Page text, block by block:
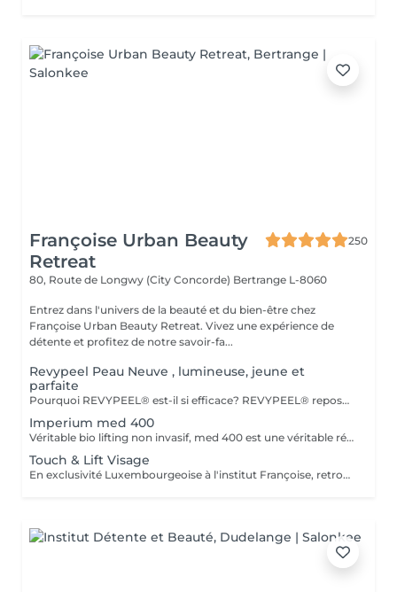
Françoise Urban Beauty
Retreat
250
80, Route de Longwy (City Concorde) Bertrange L-8060
Entrez dans l'univers de la beauté et du bien-être chez
Françoise Urban Beauty Retreat. Vivez une expérience de
détente et profitez de notre savoir-fa...
Revypeel Peau Neuve , lumineuse, jeune et
parfaite
Pourquoi REVYPEEL® est-il si efficace? REVYPEEL® repose sur une combinaison exclusive de trois acides aux actions complémentaires : Des Résultats Visibles et Durables Effet "peau neuve" : Exfoliation contrôlée pour une texture affínée, un teint éclatant et uniformisé. Anti-âge : Stimulation de la production de collagène pour une peau ferme et repulpée. Anti-imperfections : Réduction des rides, cicatrices d'acné et pores dilatés. Éclaircissant : Diminution des taches pigmentaires et prévention des récidives. 3. Adapté à Tous les Types de Peau , REVYPEEL® s'adapte à chaque besoin : Version LOW : Pour une exfoliation douce, idéale pour les peaux sensibles ou en entretien. 4. Sécurité et Confort Contrôle optimal :pas de risques d'irritation ou de rougeurs. Contrairement aux peelings agressifs, REVYPEEL® offre une récupération rapide
Imperium med 400
Véritable bio lifting non invasif, med 400 est une véritable révolution dans le domaine de l'esthétique. Combinant la diathermologie et la diathermo-concentration, cette technique va complètement régénérer la peau, raffermir les muscles faciaux, vascularisé les tissus profonds, ré oxygéner les tissus du visage, traiter le relâchement, les rides faciales et le cou. Le traitement va débarrasser la peau de toutes ses impuretés. Puis,la sonophorèse, innovation agissant comme une mésothérapie sans aiguilles, va permettre la pénétration de tous les actifs. Les résultats sont visibles dès la première séance. Cure de 6 soins - Prix 1100
Touch & Lift Visage
En exclusivité Luxembourgeoise à l'institut Françoise, retrouvez la solution naturelle, non invasive et efficace pour répondre à votre souhait de rajeunissement durable. Le visage, l'ovale et le cou sont redessinés et retrouvent leur tonicité, les rides et plis s'atténuent, le regard retrouve sa luminosité. Les résultats sont visibles dès la première séance. Chaque traitement doit être fait tous les deux mois. Cure de 3 Soins - Prix 1029 Cure de 5 Soins - Prix 1560